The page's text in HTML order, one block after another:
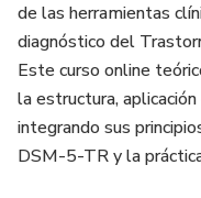
de las herramientas
diagnóstico del
Este curso online
la estructura,
integrando sus
DSM-5-TR y la